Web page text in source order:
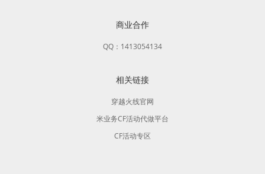
商业合作
QQ：1413054134
相关链接
穿越火线官网
米业务CF活动代做平台
CF活动专区